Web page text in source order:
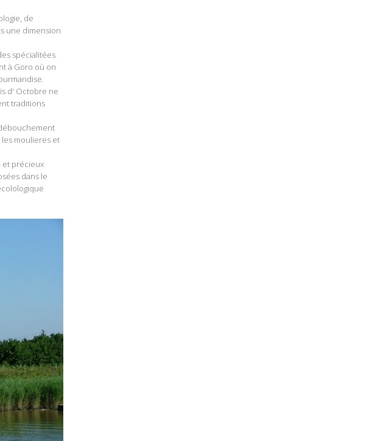
de
une dimension
spécialitées
à Goro où on
d' Octobre ne
traditions
moulieres et
et précieux
dans le